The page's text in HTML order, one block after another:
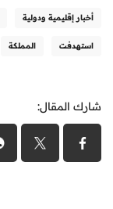
أخبار إقليمية ودولية
استهدفت المملكة
شارك المقال: